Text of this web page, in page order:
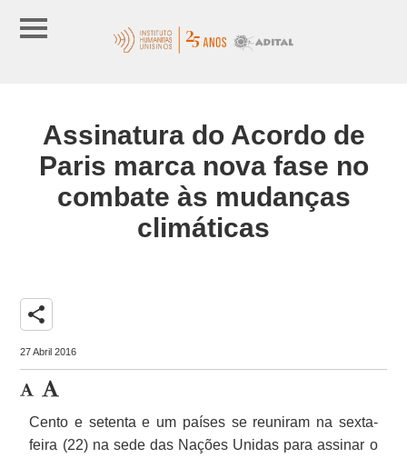
Assinatura do Acordo de
Paris marca nova fase no
combate às mudanças
climáticas
share
27 Abril 2016
Cento e setenta e um países se reuniram na sexta-
feira (22) na sede das Nações Unidas para assinar o